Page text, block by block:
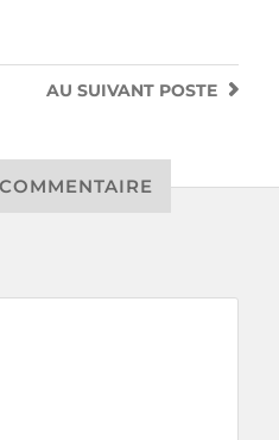
AU SUIVANT POSTE